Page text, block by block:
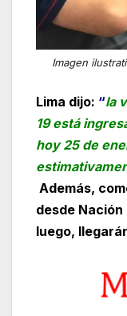
Imagen
Lima dijo: “la
19 está
hoy 25 de
Además,
desde
luego,